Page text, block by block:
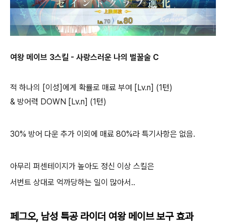
여왕 메이브 3스킬 - 사랑스러운 나의 벌꿀술 C
적 하나의 [이성]에게 확률로 매료 부여 [Lv.n] (1턴)
& 방어력 DOWN [Lv.n] (1턴)
30% 방어 다운 추가 이외에 매료 80%라 특기사항은 없음.
아무리 퍼센테이지가 높아도 정신 이상 스킬은
서번트 상대로 억까당하는 일이 많아서..
페그오, 남성 특공 라이더 여왕 메이브 보구 효과